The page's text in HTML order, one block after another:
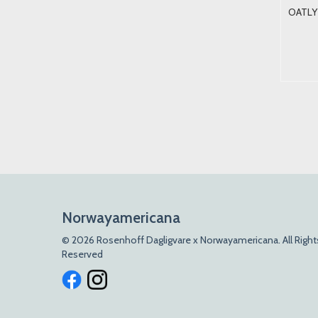
Norwayamericana
© 2026 Rosenhoff Dagligvare x Norwayamericana. All
Reserved